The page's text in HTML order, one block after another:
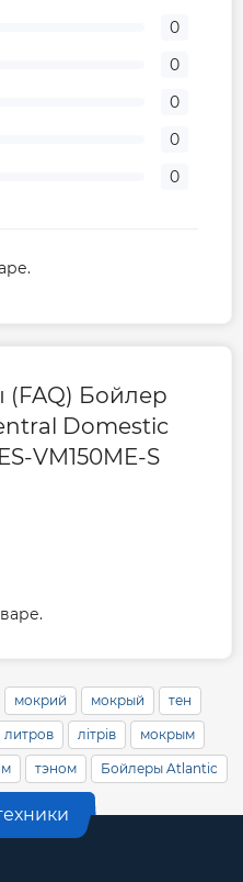
0
0
0
0
0
(FAQ) Бойлер
Domestic
VM150ME-S
мокрий мокрый тен
литров літрів мокрым
тэном Бойлеры Atlantic